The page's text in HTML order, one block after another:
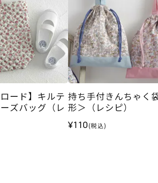
ード】キルテ
ズバッグ（レ
持ち手付きんちゃく
形＞（レシピ）
¥110(税込)